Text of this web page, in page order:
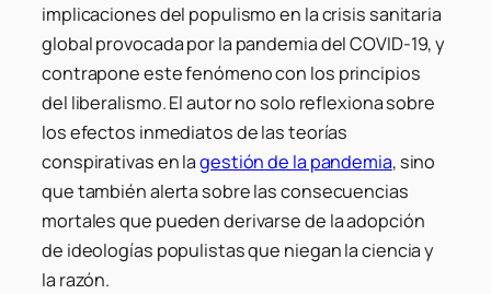
implicaciones del populismo en la crisis sanitaria
global provocada por la pandemia del COVID-19, y
contrapone este fenómeno con los principios
del liberalismo. El autor no solo reflexiona sobre
los efectos inmediatos de las teorías
conspirativas en lagestión de la pandemia, sino
que también alerta sobre las consecuencias
mortales que pueden derivarse de la adopción
de ideologías populistas que niegan la ciencia y
la razón.